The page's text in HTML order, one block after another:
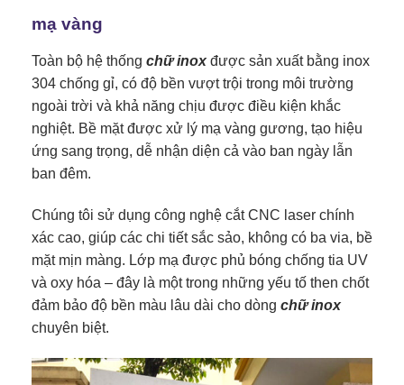
mạ vàng
Toàn bộ hệ thống chữ inox được sản xuất bằng inox
304 chống gỉ, có độ bền vượt trội trong môi trường
ngoài trời và khả năng chịu được điều kiện khắc
nghiệt. Bề mặt được xử lý mạ vàng gương, tạo hiệu
ứng sang trọng, dễ nhận diện cả vào ban ngày lẫn
ban đêm.
Chúng tôi sử dụng công nghệ cắt CNC laser chính
xác cao, giúp các chi tiết sắc sảo, không có ba via, bề
mặt mịn màng. Lớp mạ được phủ bóng chống tia UV
và oxy hóa – đây là một trong những yếu tố then chốt
đảm bảo độ bền màu lâu dài cho dòng chữ inox
chuyên biệt.